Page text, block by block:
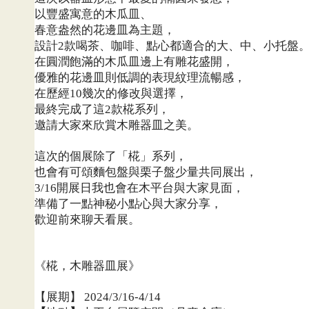
以豐盛寓意的木瓜皿、
春意盎然的花邊皿為主題，
設計2款喝茶、咖啡、點心都適合的大、中、小托盤
在圓潤飽滿的木瓜皿邊上有雕花盛開，
優雅的花邊皿則低調的表現紋理流暢感，
在歷經10幾次的修改與選擇，
最終完成了這2款椛系列，
邀請大家來欣賞木雕器皿之美。
這次的個展除了「椛」系列，
也會有可頌麵包盤與栗子盤少量共同展出，
3/16開展日我也會在木平台與大家見面，
準備了一點神秘小點心與大家分享，
歡迎前來聊天看展。
《椛，木雕器皿展》
【展期】 2024/3/16-4/14